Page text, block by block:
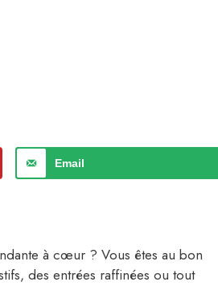
Email
à cœur ? Vous êtes au bon
des entrées raffinées ou tout